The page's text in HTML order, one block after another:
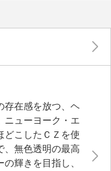
存在感を放つ、ヘ
ニューヨーク・エ
どこしたＣＺを使
、無色透明の最高
輝きを目指し、